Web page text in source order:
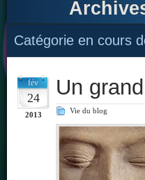
Catégorie en cours
fév
24
2013
Un
Vie du blog